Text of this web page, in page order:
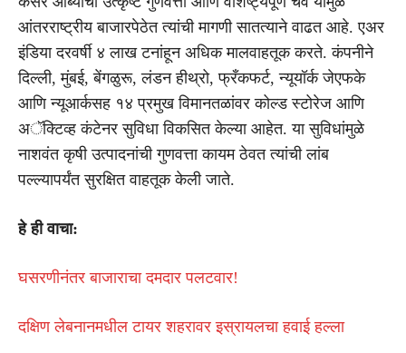
आंतरराष्ट्रीय बाजारपेठेत त्यांची मागणी सातत्याने वाढत आहे. एअर
इंडिया दरवर्षी ४ लाख टनांहून अधिक मालवाहतूक करते. कंपनीने
दिल्ली, मुंबई, बेंगळुरू, लंडन हीथ्रो, फ्रँकफर्ट, न्यूयॉर्क जेएफके
आणि न्यूआर्कसह १४ प्रमुख विमानतळांवर कोल्ड स्टोरेज आणि
अॅक्टिव्ह कंटेनर सुविधा विकसित केल्या आहेत. या सुविधांमुळे
नाशवंत कृषी उत्पादनांची गुणवत्ता कायम ठेवत त्यांची लांब
पल्ल्यापर्यंत सुरक्षित वाहतूक केली जाते.
हे ही वाचा:
घसरणीनंतर बाजाराचा दमदार पलटवार!
दक्षिण लेबनानमधील टायर शहरावर इस्रायलचा हवाई हल्ला